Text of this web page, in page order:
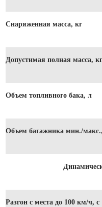
Снаряженная масса, кг
Допустимая полная масса, кг
Объем топливного бака, л
Объем багажника мин./
Разгон с места до 100 км/ч, с